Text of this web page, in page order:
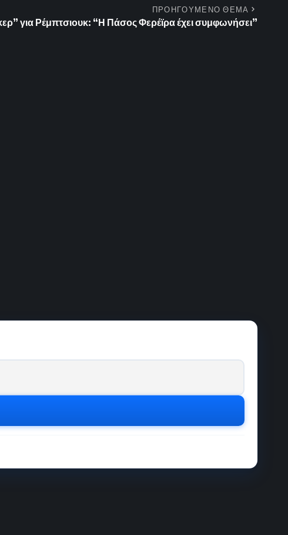
ΠΡΟΗΓΟΥΜΕΝΟ ΘΕΜΑ
για Ρέμπτσιουκ: “Η Πάσος Φερέϊρα έχει συμφωνήσει”